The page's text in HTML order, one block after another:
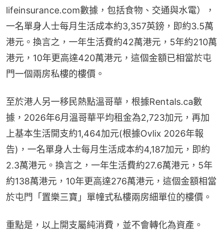
lifeinsurance.com數據，包括食物、交通與水電），
一名單身人士每月生活成本約3,357英鎊，即約3.5萬
港元。換言之，一年生活費約42萬港元，5年約210萬
港元，10年更高達420萬港元，這個金額已相當於屯
門一個兩房私樓的樓價。
至於港人另一移民熱點溫哥華，根據Rentals.ca數
據，2026年6月溫哥華平均租金為2,723加元，再加
上基本生活開支約1,464加元(根據Ovlix 2026年報
告)，一名單身人士每月生活成本約4,187加元，即約
2.3萬港元。換言之，一年生活費約27.6萬港元，5年
約138萬港元，10年更高達276萬港元，這個金額相當
於屯門「置樂三寶」單幢式私樓兩房細單位的樓價。
重點是，以上開支屬純消費，並不會轉化為資產。